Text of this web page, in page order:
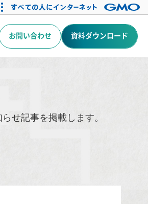
お問い合わせ 資料ダウンロード
せ記事を掲載します。